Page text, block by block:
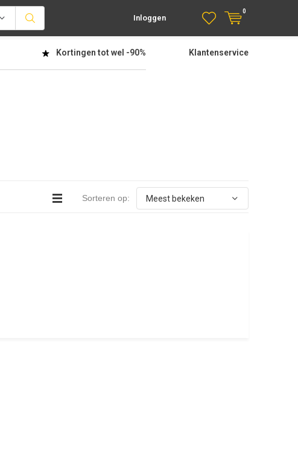
Inloggen
0
Kortingen tot wel -90% Klantenservice
Sorteren op: